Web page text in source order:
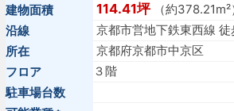
建物面積 114.41坪（約378.21m²
沿線
京都市営地下鉄東西線 徒
所在
京都府京都市中京区
フロア
３階
駐車場台数